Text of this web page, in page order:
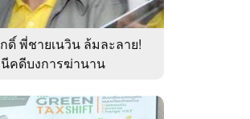
ดิ์ พี่ชายเนวิน ล้มละลาย!
นีคดีบงการฆ่านาน